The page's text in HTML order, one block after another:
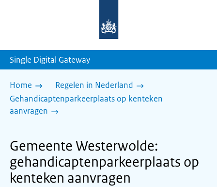
homepage
Single Digital Gateway
Home
Regelen in Nederland
Gehandicaptenparkeerplaats op kenteken
aanvragen
Gemeente Westerwolde:
gehandicaptenparkeerplaats op
kenteken aanvragen